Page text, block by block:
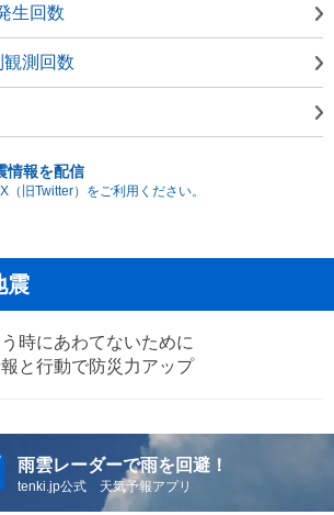
生回数
測回数
情報を配信
（旧Twitter）をご利用ください。
震
時にあわてないために
と行動で防災力アップ
雨雲レーダーで雨を回避！
tenki.jp公式 天気予報アプリ